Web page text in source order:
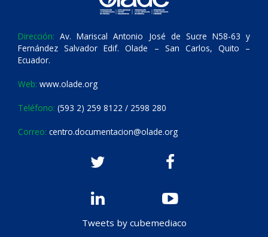
Dirección: Av. Mariscal Antonio José de Sucre N58-63 y
Fernández Salvador Edif. Olade – San Carlos, Quito –
Ecuador.
Web: www.olade.org
Teléfono: (593 2) 259 8122 / 2598 280
Correo: centro.documentacion@olade.org
Tweets by cubemediaco